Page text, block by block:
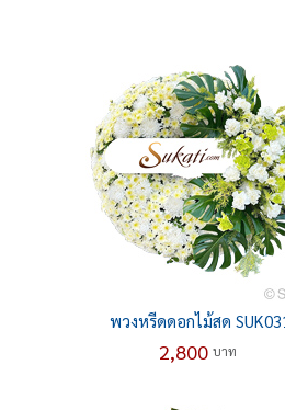
พวงหรีดดอกไม้สด
2,800บาท